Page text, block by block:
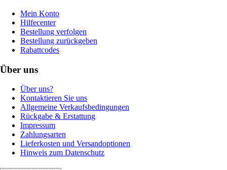
Mein Konto
Hilfecenter
Bestellung verfolgen
Bestellung zurückgeben
Rabattcodes
Über uns
Über uns?
Kontaktieren Sie uns
Allgemeine Verkaufsbedingungen
Rückgabe & Erstattung
Impressum
Zahlungsarten
Lieferkosten und Versandoptionen
Hinweis zum Datenschutz